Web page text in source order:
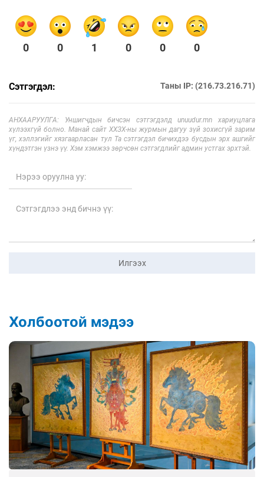
0 0 1 0 0 0
Сэтгэгдэл: Таны IP: (216.73.216.71)
АНХААРУУЛГА: Уншигчдын бичсэн сэтгэгдэлд unuudur.mn хариуцлага
хүлээхгүй болно. Манай сайт ХХЗХ-ны журмын дагуу зүй зохисгүй зарим
үг, хэллэгийг хязгаарласан тул Та сэтгэгдэл бичихдээ бусдын эрх ашгийг
хүндэтгэн үзнэ үү. Хэм хэмжээ зөрчсөн сэтгэгдлийг админ устгах эрхтэй.
Илгээх
Холбоотой мэдээ